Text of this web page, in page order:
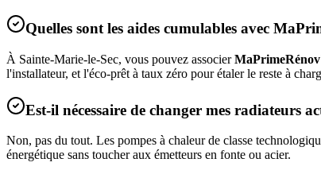
Quelles sont les aides cumulables avec
À Sainte-Marie-le-Sec, vous pouvez associer
l'installateur, et l'éco-prêt à taux zéro pour étaler le reste à
Est-il nécessaire de changer mes radiateurs
Non, pas du tout. Les pompes à chaleur de classe
énergétique sans toucher aux émetteurs en fonte ou acier.